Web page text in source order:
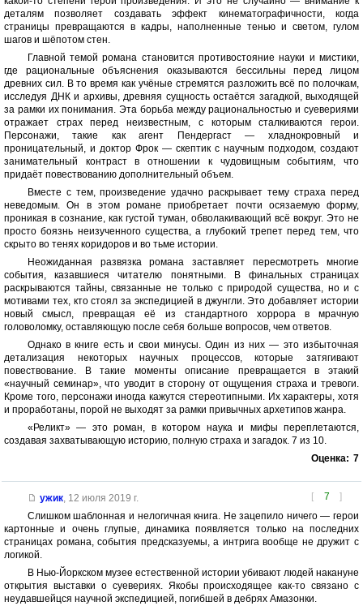
деталям позволяет создавать эффект кинематографичности, когда
страницы превращаются в кадры, наполненные тенью и светом, гулом
шагов и шёпотом стен.
Главной темой романа становится противостояние науки и мистики,
где рациональные объяснения оказываются бессильны перед лицом
древних сил. В то время как учёные стремятся разложить всё по полочкам,
исследуя ДНК и архивы, древняя сущность остаётся загадкой, выходящей
за рамки их понимания. Эта борьба между рациональностью и суевериями
отражает страх перед неизвестным, с которым сталкиваются герои.
Персонажи, такие как агент Пендергаст — хладнокровный и
проницательный, и доктор Фрок — скептик с научным подходом, создают
занимательный контраст в отношении к чудовищным событиям, что
придаёт повествованию дополнительный объем.
Вместе с тем, произведение удачно раскрывает тему страха перед
неведомым. Он в этом романе приобретает почти осязаемую форму,
проникая в сознание, как густой туман, обволакивающий всё вокруг. Это не
просто боязнь неизученного существа, а глубокий трепет перед тем, что
скрыто во тенях коридоров и во тьме истории.
Неожиданная развязка романа заставляет пересмотреть многие
события, казавшиеся читателю понятными. В финальных страницах
раскрываются тайны, связанные не только с природой существа, но и с
мотивами тех, кто стоял за экспедицией в джунгли. Это добавляет истории
новый смысл, превращая её из стандартного хоррора в мрачную
головоломку, оставляющую после себя больше вопросов, чем ответов.
Однако в книге есть и свои минусы. Один из них — это избыточная
детализация некоторых научных процессов, которые затягивают
повествование. В такие моменты описание превращается в этакий
«научный семинар», что уводит в сторону от ощущения страха и тревоги.
Кроме того, персонажи иногда кажутся стереотипными. Их характеры, хотя
и проработаны, порой не выходят за рамки привычных архетипов жанра.
«Реликт» — это роман, в котором наука и мифы переплетаются,
создавая захватывающую историю, полную страха и загадок. 7 из 10.
Оценка: 7
[ 7 ]
ужик, 12 июля 2019 г.
Слишком шаблонная и нелогичная книга. Не зацепило ничего — герои
картонные и очень глупые, динамика появляется только на последних
страницах романа, события предсказуемы, а интрига вообще не дружит с
логикой.
В Нью-Йоркском музее естественной истории убивают людей накануне
открытия выставки о суевериях. Якобы происходящее как-то связано с
неудавшейцся научной экспедицией, погибшей в дебрях Амазонки.